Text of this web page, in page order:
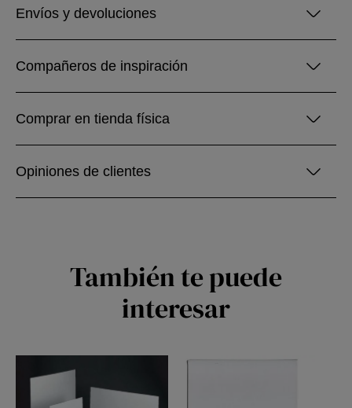
Envíos y devoluciones
Compañeros de inspiración
Comprar en tienda física
Opiniones de clientes
También te puede
interesar